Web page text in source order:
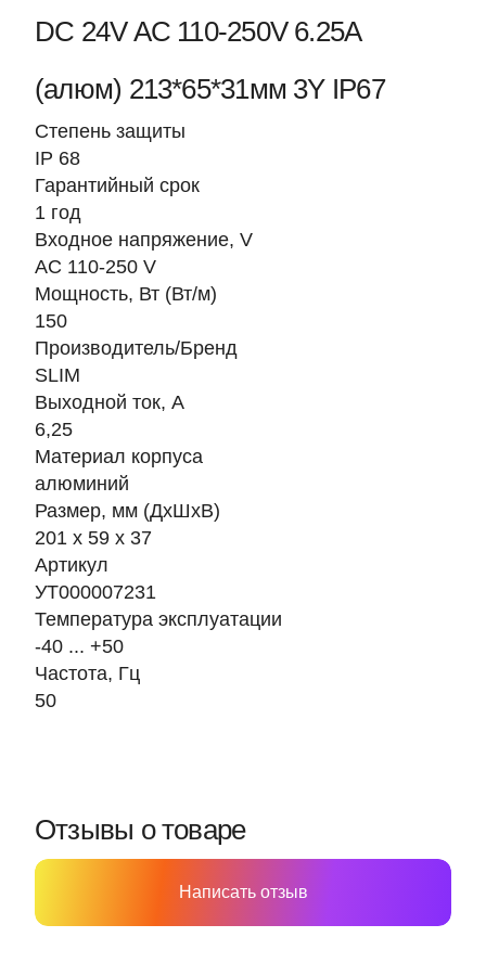
DC 24V AC 110-250V 6.25A
(алюм) 213*65*31мм 3Y IP67
Степень защиты
IP 68
Гарантийный срок
1 год
Входное напряжение, V
AC 110-250 V
Мощность, Вт (Вт/м)
150
Производитель/Бренд
SLIM
Выходной ток, А
6,25
Материал корпуса
алюминий
Размер, мм (ДхШхВ)
201 х 59 х 37
Артикул
УТ000007231
Температура эксплуатации
-40 ... +50
Частота, Гц
50
Отзывы о товаре
Написать отзыв